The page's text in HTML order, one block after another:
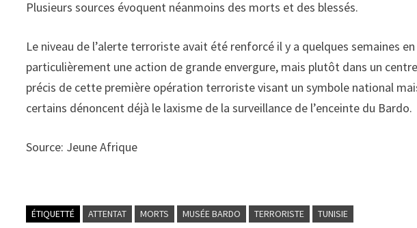
Plusieurs sources évoquent néanmoins des morts et des blessés.
Le niveau de l’alerte terroriste avait été renforcé il y a quelques semaines
particulièrement une action de grande envergure, mais plutôt dans un
précis de cette première opération terroriste visant un symbole national
certains dénoncent déjà le laxisme de la surveillance de l’enceinte du Bardo.
Source: Jeune Afrique
ÉTIQUETTÉ ATTENTAT MORTS MUSÉE BARDO TERRORISTE TUNISIE